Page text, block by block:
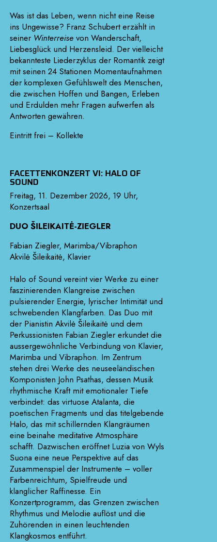
Was ist das Leben, wenn nicht eine Reise
ins Ungewisse? Franz Schubert erzählt in
seiner Winterreise von Wanderschaft,
Liebesglück und Herzensleid. Der vielleicht
bekannteste Liederzyklus der Romantik zeigt
mit seinen 24 Stationen Momentaufnahmen
der komplexen Gefühlswelt des Menschen,
die zwischen Hoffen und Bangen, Erleben
und Erdulden mehr Fragen aufwerfen als
Antworten gewähren.
Eintritt frei – Kollekte
FACETTENKONZERT VI: HALO OF
SOUND
Freitag, 11. Dezember 2026, 19 Uhr,
Konzertsaal
DUO ŠILEIKAITĖ-ZIEGLER
Fabian Ziegler, Marimba/Vibraphon
Akvilė Šileikaitė, Klavier
Halo of Sound vereint vier Werke zu einer
faszinierenden Klangreise zwischen
pulsierender Energie, lyrischer Intimität und
schwebenden Klangfarben. Das Duo mit
der Pianistin Akvilė Šileikaitė und dem
Perkussionisten Fabian Ziegler erkundet die
aussergewöhnliche Verbindung von Klavier,
Marimba und Vibraphon. Im Zentrum
stehen drei Werke des neuseeländischen
Komponisten John Psathas, dessen Musik
rhythmische Kraft mit emotionaler Tiefe
verbindet: das virtuose Atalanta, die
poetischen Fragments und das titelgebende
Halo, das mit schillernden Klangräumen
eine beinahe meditative Atmosphäre
schafft. Dazwischen eröffnet Luzia von Wyls
Suona eine neue Perspektive auf das
Zusammenspiel der Instrumente – voller
Farbenreichtum, Spielfreude und
klanglicher Raffinesse. Ein
Konzertprogramm, das Grenzen zwischen
Rhythmus und Melodie auflöst und die
Zuhörenden in einen leuchtenden
Klangkosmos entführt.